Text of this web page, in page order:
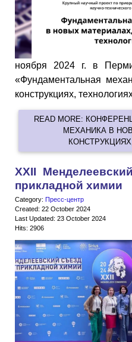
ноября 2024 г. в
«Фундаментальная
конструкциях,
READ MORE:
МЕХАНИКА В
XXII
прикладной химии
Category: Пресс-центр
Created: 22 October 2024
Last Updated: 23 October 2024
Hits: 2906